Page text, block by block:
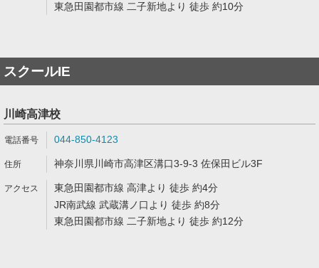
東急田園都市線 二子新地より 徒歩 約10分
スクールIE
川崎高津校
044-850-4123
神奈川県川崎市高津区溝口3-9-3 佐保田ビル3F
東急田園都市線 高津より 徒歩 約4分
JR南武線 武蔵溝ノ口より 徒歩 約8分
東急田園都市線 二子新地より 徒歩 約12分